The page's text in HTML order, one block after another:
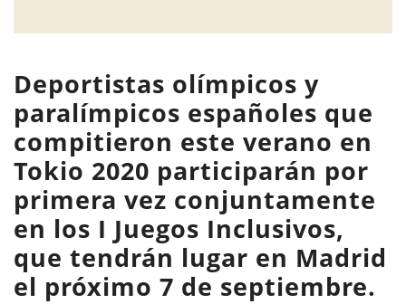
Deportistas olímpicos y
paralímpicos españoles que
compitieron este verano en
Tokio 2020 participarán por
primera vez conjuntamente
en los I Juegos Inclusivos,
que tendrán lugar en Madrid
el próximo 7 de septiembre.